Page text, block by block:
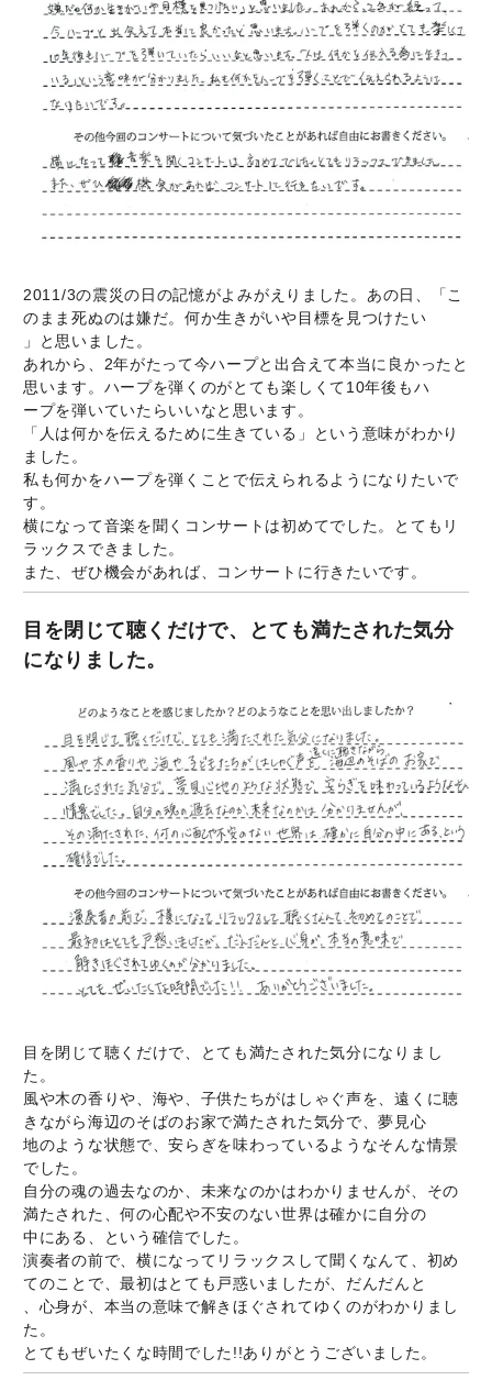
2011/3の震災の日の記憶がよみがえりました。あの日、「こ
のまま死ぬのは嫌だ。何か生きがいや目標を見つけたい
」と思いました。
あれから、2年がたって今ハープと出合えて本当に良かったと
思います。ハープを弾くのがとても楽しくて10年後もハ
ープを弾いていたらいいなと思います。
「人は何かを伝えるために生きている」という意味がわかり
ました。
私も何かをハープを弾くことで伝えられるようになりたいで
す。
横になって音楽を聞くコンサートは初めてでした。とてもリ
ラックスできました。
また、ぜひ機会があれば、コンサートに行きたいです。
目を閉じて聴くだけで、とても満たされた気分
になりました。
目を閉じて聴くだけで、とても満たされた気分になりまし
た。
風や木の香りや、海や、子供たちがはしゃぐ声を、遠くに聴
きながら海辺のそばのお家で満たされた気分で、夢見心
地のような状態で、安らぎを味わっているようなそんな情景
でした。
自分の魂の過去なのか、未来なのかはわかりませんが、その
満たされた、何の心配や不安のない世界は確かに自分の
中にある、という確信でした。
演奏者の前で、横になってリラックスして聞くなんて、初め
てのことで、最初はとても戸惑いましたが、だんだんと
、心身が、本当の意味で解きほぐされてゆくのがわかりまし
た。
とてもぜいたくな時間でした!!ありがとうございました。